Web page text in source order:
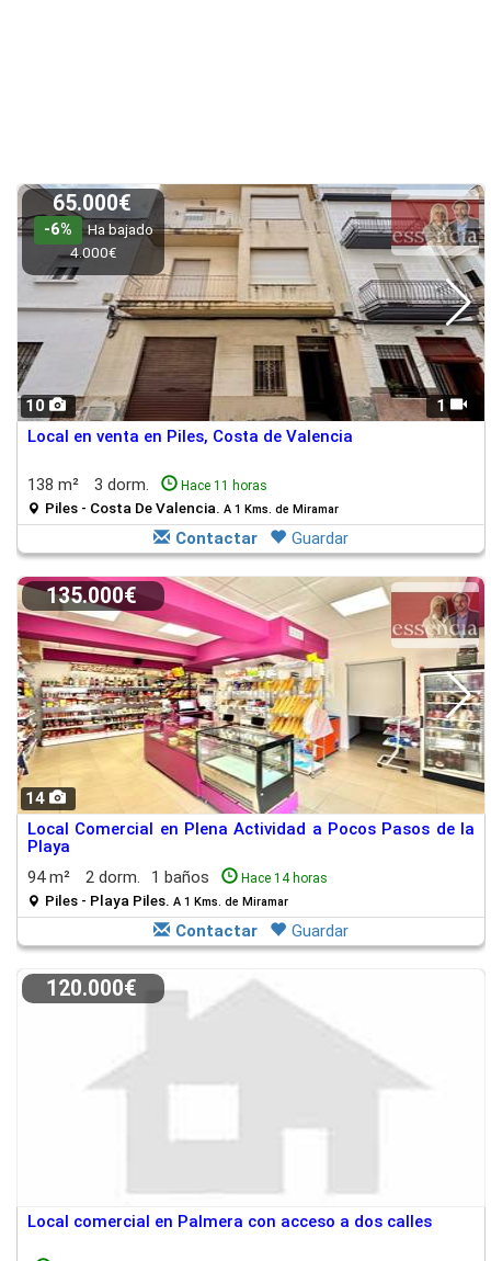
10 1
65.000€
-6%
Ha bajado
4.000€
Local en venta en Piles, Costa de Valencia
138 m² 3 dorm. Hace 11 horas
Piles - Costa De Valencia. A 1 Kms. de Miramar
Contactar Guardar
14
135.000€
Local Comercial en Plena Actividad a Pocos Pasos de la
Playa
94 m²
2 dorm. 1 baños Hace 14 horas
Piles - Playa Piles. A 1 Kms. de Miramar
Contactar Guardar
120.000€
Local comercial en Palmera con acceso a dos calles